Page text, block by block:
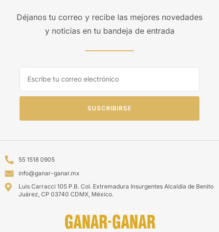
Déjanos tu correo y recibe las mejores novedades
y noticias en tu bandeja de entrada
SUSCRIBIRSE
55 1518 0905
info@ganar-ganar.mx
Luis Carracci 105 P.B. Col. Extremadura Insurgentes Alcaldía de Benito
Juárez, CP 03740 CDMX, México.